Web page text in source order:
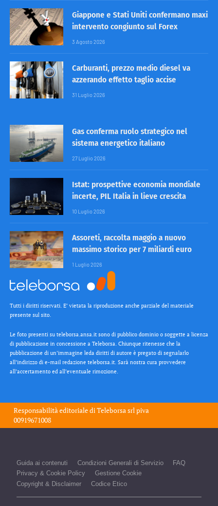
Giappone e Stati Uniti confermano maxi
intervento congiunto sul Forex
3 Agosto 2026
Carburanti, prezzo medio diesel va
azzerando effetto taglio accise
31 Luglio 2026
Gas conferma ruolo strategico nel
sistema energetico italiano
27 Luglio 2026
Istat: prospettive economia mondiale
incerte, PIL Italia in lieve crescita
10 Luglio 2026
Assoreti, raccolta maggio a nuovo
massimo storico per 7 miliardi euro
1 Luglio 2026
Tutti i diritti riservati. E’ vietata la riproduzione anche parziale del materiale
presente sul sito.
Le foto presenti su teleborsa.ansa.it sono di pubblico dominio o soggette a licenza
di pubblicazione in concessione a Teleborsa. Chiunque ritenesse che la
pubblicazione di un’immagine leda diritti di autore è pregato di segnalarlo
all’indirizzo di e-mail redazione teleborsa.it. Sarà nostra cura provvedere
all’accertamento ed all’eventuale rimozione.
Responsabilità editoriale diTeleborsa srlpiva
00919671008
Guida ai contenuti Condizioni Generali di Servizio
FAQ
Privacy & Cookie Policy
Gestione Cookie
Copyright & Disclaimer
Codice Etico